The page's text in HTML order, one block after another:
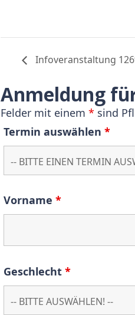
Infoveranstaltung
Anmeldung
Felder mit einem * sind
Termin auswählen *
Vorname *
Geschlecht *